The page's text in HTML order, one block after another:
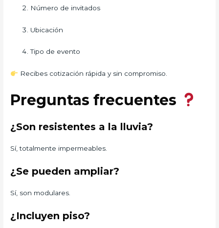
Número de invitados
Ubicación
Tipo de evento
Recibes cotización rápida y sin compromiso.
Preguntas frecuentes
¿Son resistentes a la lluvia?
Sí, totalmente impermeables.
¿Se pueden ampliar?
Sí, son modulares.
¿Incluyen piso?